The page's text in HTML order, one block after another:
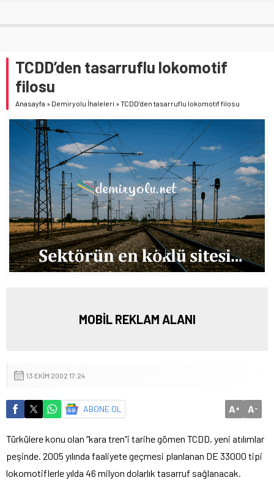
TCDD’den tasarruflu lokomotif
filosu
Anasayfa » Demiryolu İhaleleri »TCDD’den tasarruflu lokomotif filosu
MOBİL REKLAM ALANI
13 EKIM 2002 17:24
ABONE OL A+ A-
Türkülere konu olan ‘‘kara tren’’i tarihe gömen TCDD, yeni atılımlar
peşinde. 2005 yılında faaliyete geçmesi planlanan DE 33000 tipi
lokomotiflerle yılda 46 milyon dolarlık tasarruf sağlanacak.